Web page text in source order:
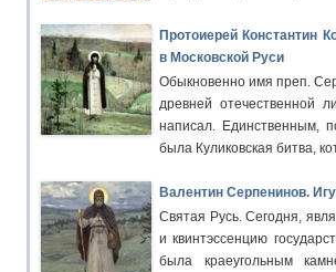
Протоиерей Константин
в Московской Руси
Обыкновенно имя преп.
древней отечественной
написал. Единственным,
была Куликовская битва,
Валентин Серпенинов.
Святая Русь. Сегодня,
и квинтэссенцию
была краеугольным